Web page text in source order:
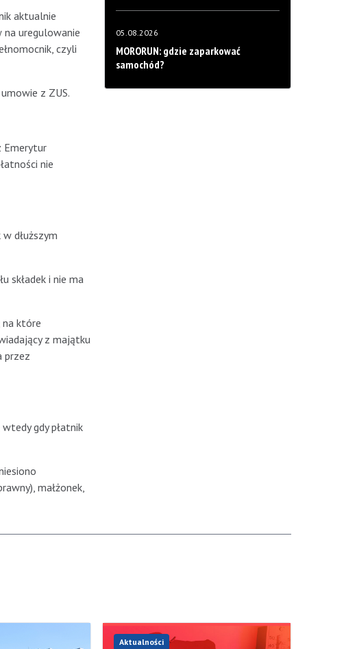
aktualnie
na uregulowanie
czyli
z ZUS.
Emerytur
nie
dłuższym
składek i nie ma
na które
z majątku
przez
gdy płatnik
małżonek,
05.08.2026
MORORUN: gdzie zaparkować
samochód?
Aktualności